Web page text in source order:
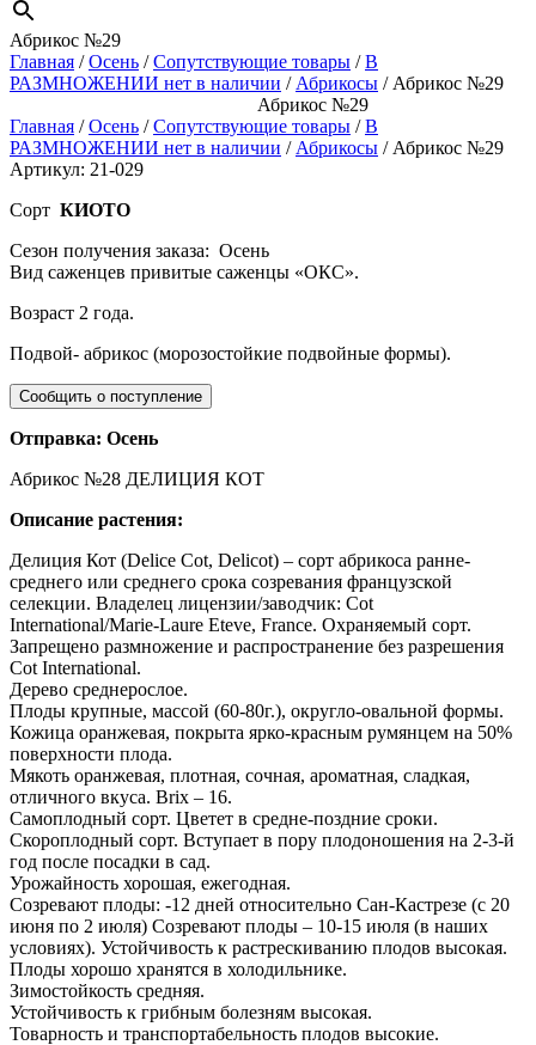
Абрикос №29
Главная /Осень /Сопутствующие товары /В
РАЗМНОЖЕНИИ нет в наличии / Абрикосы / Абрикос №29
Абрикос №29
Главная /Осень /Сопутствующие товары /В
РАЗМНОЖЕНИИ нет в наличии / Абрикосы / Абрикос №29
Артикул: 21-029
Сорт КИОТО
Сезон получения заказа: Осень
Вид саженцев привитые саженцы «ОКС».
Возраст 2 года.
Подвой- абрикос (морозостойкие подвойные формы).
Отправка: Осень
Абрикос №28 ДЕЛИЦИЯ КОТ
Описание растения:
Делиция Кот (Delice Cot, Delicot) – cорт абрикоса ранне-
среднего или среднего срока созревания французской
селекции. Владелец лицензии/заводчик: Cot
International/Marie-Laure Eteve, France. Охраняемый сорт.
Запрещено размножение и распространение без разрешения
Cot International.
Дерево среднерослое.
Плоды крупные, массой (60-80г.), округло-овальной формы.
Кожица оранжевая, покрыта ярко-красным румянцем на 50%
поверхности плода.
Мякоть оранжевая, плотная, сочная, ароматная, сладкая,
отличного вкуса. Brix – 16.
Самоплодный сорт. Цветет в средне-поздние сроки.
Скороплодный сорт. Вступает в пору плодоношения на 2-3-й
год после посадки в сад.
Урожайность хорошая, ежегодная.
Созревают плоды: -12 дней относительно Сан-Кастрезе (с 20
июня по 2 июля) Созревают плоды – 10-15 июля (в наших
условиях). Устойчивость к растрескиванию плодов высокая.
Плоды хорошо хранятся в холодильнике.
Зимостойкость средняя.
Устойчивость к грибным болезням высокая.
Товарность и транспортабельность плодов высокие.